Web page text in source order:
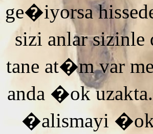
ge�iyorsa
sizi anlar
tane at�m var
anda �ok
�alismayi